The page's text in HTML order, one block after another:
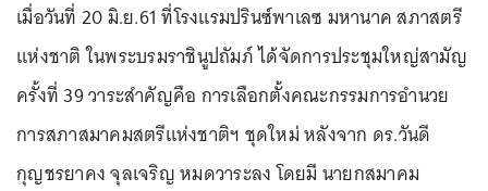
เมื่อวันที่ 20 มิ.ย.61 ที่โรงแรมปรินซ์พาเลซ มหานาค สภาสตรี
แห่งชาติ ในพระบรมราชินูปถัมภ์ ได้จัดการประชุมใหญ่สามัญ
ครั้งที่ 39 วาระสำคัญคือ การเลือกตั้งคณะกรรมการอำนวย
การสภาสมาคมสตรีแห่งชาติฯ ชุดใหม่ หลังจาก ดร.วันดี
กุญชรยาคง จุลเจริญ หมดวาระลง โดยมี นายกสมาคม